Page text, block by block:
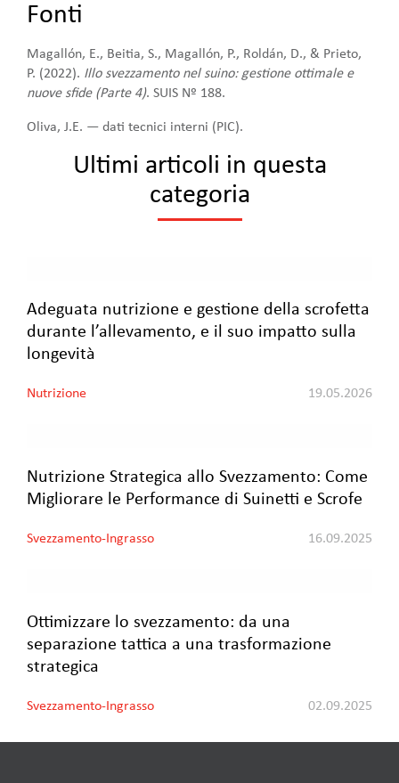
Fonti
Magallón, E., Beitia, S., Magallón, P., Roldán, D., & Prieto,
P. (2022). Illo svezzamento nel suino: gestione ottimale e
nuove sfide (Parte 4). SUIS Nº 188.
Oliva, J.E. — dati tecnici interni (PIC).
Ultimi articoli in questa
categoria
Adeguata nutrizione e gestione della scrofetta
durante l’allevamento, e il suo impatto sulla
longevità
Nutrizione 19.05.2026
Nutrizione Strategica allo Svezzamento: Come
Migliorare le Performance di Suinetti e Scrofe
Svezzamento-Ingrasso 16.09.2025
Ottimizzare lo svezzamento: da una
separazione tattica a una trasformazione
strategica
Svezzamento-Ingrasso 02.09.2025